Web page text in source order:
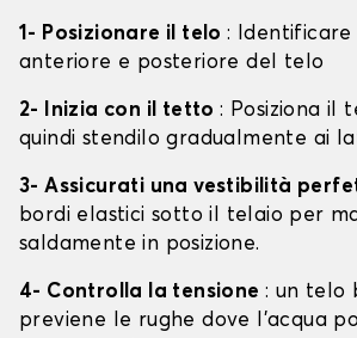
1- Posizionare il telo:
anteriore e posteriore del telo
2- Inizia con il tetto: Posiziona il
quindi stendilo gradualmente ai
3- Assicurati una vestibilità
bordi elastici sotto il telaio per
saldamente in posizione.
4- Controlla la tensione : un telo
previene le rughe dove l'acqua